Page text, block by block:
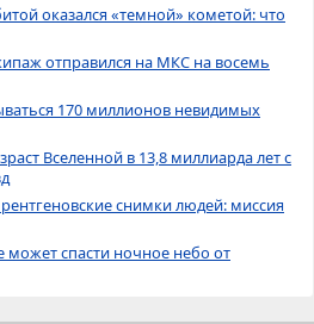
оказался «темной» кометой: что
отправился на МКС на восемь
170 миллионов невидимых
Вселенной в 13,8 миллиарда лет с
снимки людей: миссия
может спасти ночное небо от